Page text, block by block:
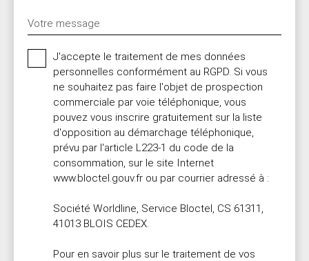
Votre message
J'accepte le traitement de mes données
personnelles conformément au RGPD. Si vous
ne souhaitez pas faire l'objet de prospection
commerciale par voie téléphonique, vous
pouvez vous inscrire gratuitement sur la liste
d'opposition au démarchage téléphonique,
prévu par l'article L223-1 du code de la
consommation, sur le site Internet
www.bloctel.gouv.fr ou par courrier adressé à :
Société Worldline, Service Bloctel, CS 61311,
41013 BLOIS CEDEX.
Pour en savoir plus sur le traitement de vos